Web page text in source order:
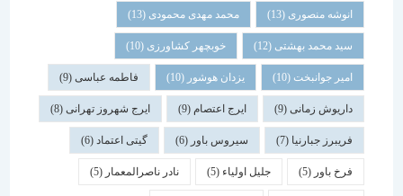
انوشه منصوری(13) محمد مهدی محمودی(13)
سید محمد بهشتی(12) خوبچهر کشاورزی(10)
امیر جوانبخت(10) یزدان هوشور(10) فاطمه عباسی(9)
داریوش زمانی(9) ایرج اعتصام(9) ایرج شهروز تهرانی(8)
فریبرز جبارنیا(7) سیروس باور(6) گیتی اعتماد(6)
فرخ باور(5) جلیل اولیاء(5) نادر ناصرالمعمار (5)